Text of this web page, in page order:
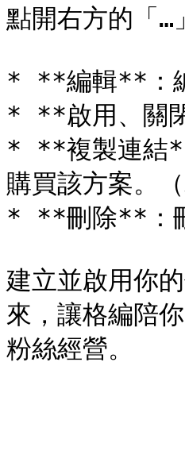
點開右方的「…
* **編輯**：編
* **啟用、關
* **複製連結**
購買該方案。
* **刪除**：刪
建立並啟用你
來，讓格編陪